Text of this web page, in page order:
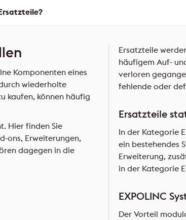
Komponenten eines
wiederholte
kaufen, können häufig
Hier finden Sie
ons, Erweiterungen,
dagegen in die
Ersatzteile
häufigem Auf-
verloren
fehlende oder
Ersatzteile
In der Kategorie
ein bestehendes
Erweiterung,
in der Kategorie
EXPOLINC
Der Vorteil